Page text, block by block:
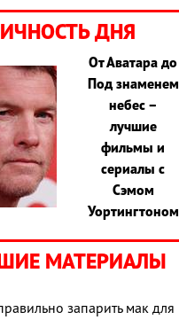
ДНЯ
От Аватара до
Под знаменем
небес –
лучшие
фильмы и
сериалы с
Сэмом
Уортингтоном
МАТЕРИАЛЫ
запарить мак для